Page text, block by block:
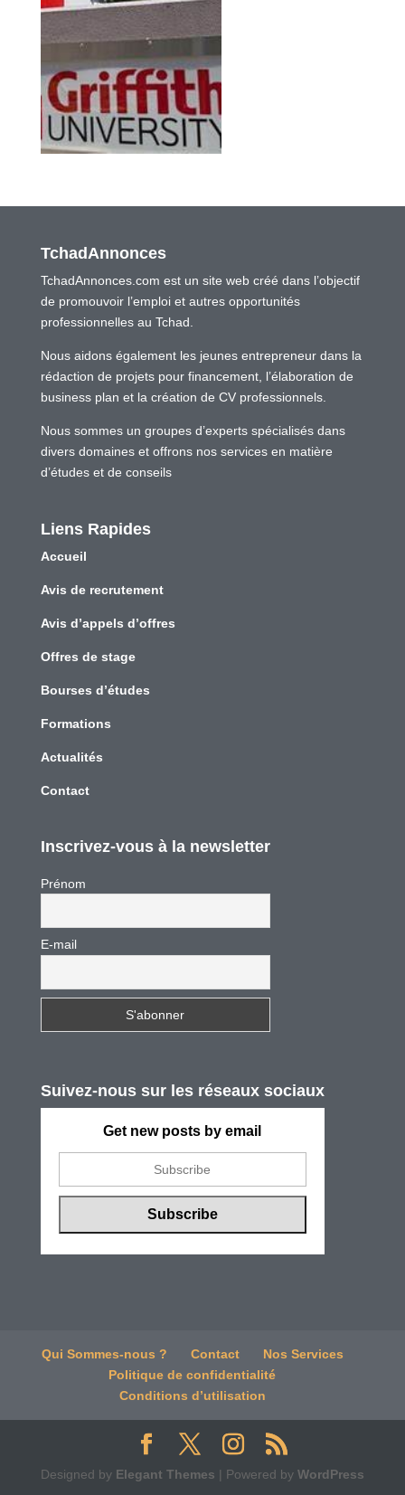
TchadAnnonces
TchadAnnonces.com est un site web créé dans l’objectif
de promouvoir l’emploi et autres opportunités
professionnelles au Tchad.
Nous aidons également les jeunes entrepreneur dans la
rédaction de projets pour financement, l’élaboration de
business plan et la création de CV professionnels.
Nous sommes un groupes d’experts spécialisés dans
divers domaines et offrons nos services en matière
d’études et de conseils
Liens Rapides
Accueil
Avis de recrutement
Avis d’appels d’offres
Offres de stage
Bourses d’études
Formations
Actualités
Contact
Inscrivez-vous à la newsletter
Prénom
E-mail
Suivez-nous sur les réseaux sociaux
Get new posts by email
Qui Sommes-nous ? Contact
Nos Services
Politique de confidentialité
Conditions d’utilisation
Designed by Elegant Themes | Powered by WordPress